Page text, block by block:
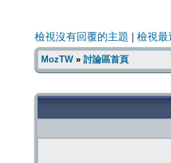
檢視沒有回覆的主題 檢視最
MozTW» 討論區首頁